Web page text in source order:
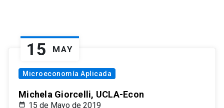
15 MAY
Microeconomía Aplicada
Michela Giorcelli, UCLA-Econ
15 de Mayo de 2019